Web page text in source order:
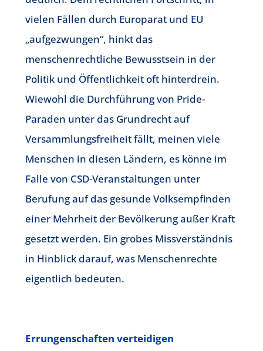
vielen Fällen durch Europarat und EU
„aufgezwungen“, hinkt das
menschenrechtliche Bewusstsein in der
Politik und Öffentlichkeit oft hinterdrein.
Wiewohl die Durchführung von Pride-
Paraden unter das Grundrecht auf
Versammlungsfreiheit fällt, meinen viele
Menschen in diesen Ländern, es könne im
Falle von CSD-Veranstaltungen unter
Berufung auf das gesunde Volksempfinden
einer Mehrheit der Bevölkerung außer Kraft
gesetzt werden. Ein grobes Missverständnis
in Hinblick darauf, was Menschenrechte
eigentlich bedeuten.
Errungenschaften verteidigen